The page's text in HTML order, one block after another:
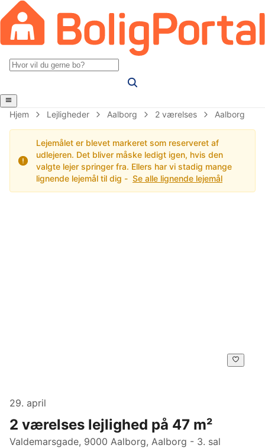
Hjem Lejligheder Aalborg 2 værelses Aalborg
Lejemålet er blevet markeret som reserveret af
udlejeren. Det bliver måske ledigt igen, hvis den
valgte lejer springer fra. Ellers har vi stadig mange
lignende lejemål til dig - Se alle lignende lejemål
29. april
2 værelses lejlighed på 47 m²
Valdemarsgade, 9000 Aalborg, Aalborg - 3. sal